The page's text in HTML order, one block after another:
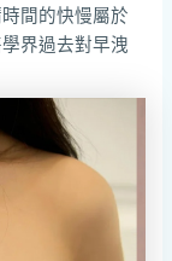
間的快慢屬於
界過去對早洩